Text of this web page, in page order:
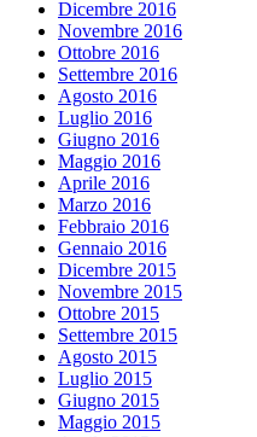
Dicembre 2016
Novembre 2016
Ottobre 2016
Settembre 2016
Agosto 2016
Luglio 2016
Giugno 2016
Maggio 2016
Aprile 2016
Marzo 2016
Febbraio 2016
Gennaio 2016
Dicembre 2015
Novembre 2015
Ottobre 2015
Settembre 2015
Agosto 2015
Luglio 2015
Giugno 2015
Maggio 2015